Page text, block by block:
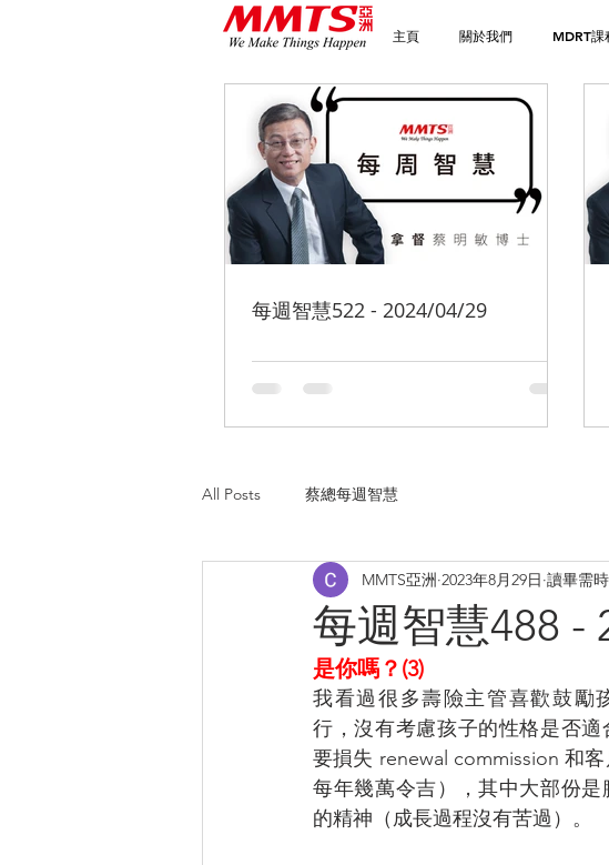
主頁 關於我們 MDRT課
每週智慧522 - 2024/04/29
All Posts 蔡總每週智慧
每週智慧488 -
MMTS亞洲 2023年8月29日 讀畢需
是你嗎？(3)
我看過很多壽險主管喜歡鼓勵
行，沒有考慮孩子的性格是否適
要損失 renewal commission 和
每年幾萬令吉），其中大部份
的精神（成長過程沒有苦過）。